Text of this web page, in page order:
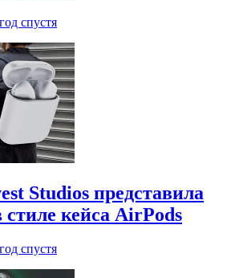
спустя
Studios представила
кейса AirPods
спустя